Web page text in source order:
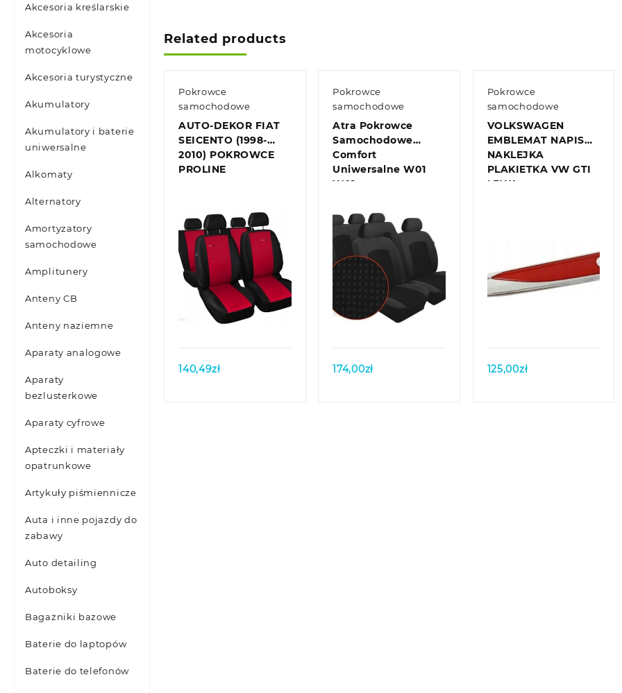
Akcesoria kreślarskie
Akcesoria
motocyklowe
Akcesoria turystyczne
Akumulatory
Akumulatory i baterie
uniwersalne
Alkomaty
Alternatory
Amortyzatory
samochodowe
Amplitunery
Anteny CB
Anteny naziemne
Aparaty analogowe
Aparaty
bezlusterkowe
Aparaty cyfrowe
Apteczki i materiały
opatrunkowe
Artykuły piśmiennicze
Auta i inne pojazdy do
zabawy
Auto detailing
Autoboksy
Bagażniki bazowe
Baterie do laptopów
Baterie do telefonów
Related products
Pokrowce
samochodowe
AUTO-DEKOR FIAT
SEICENTO (1998-
2010) POKROWCE
PROLINE
Quick view
140,49zł
Pokrowce
samochodowe
Atra Pokrowce
Samochodowe
Comfort
Uniwersalne W01
W01
Quick view
174,00zł
Pokrowce
samochodowe
VOLKSWAGEN
EMBLEMAT NAPIS
NAKLEJKA
PLAKIETKA VW GTI
LEWA
125,00zł